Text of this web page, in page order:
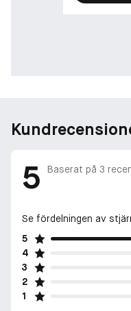
och alla tillfällen där
En flaska som utstrålar
Parfum-flaskan både kraft
ogenomskinliga
monogrammet, medan
den distinkta
exklusiv känsla. Varje
tradition och modernitet
samling.
5 Baserat på 3
Se fördelningen av
5
4
3
2
1